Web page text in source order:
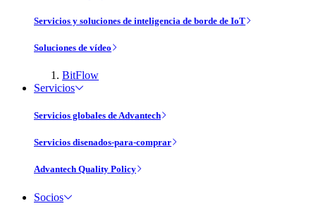
Servicios y soluciones de inteligencia de borde de IoT
Soluciones de vídeo
BitFlow
Servicios
Servicios globales de Advantech
Servicios disenados-para-comprar
Advantech Quality Policy
Socios